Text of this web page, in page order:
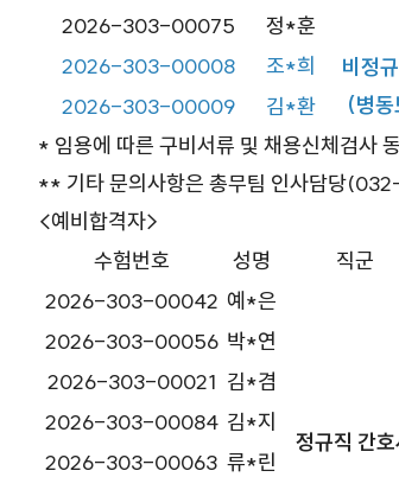
2026-303-00075
정*훈
2026-303-00008
조*희
비정
(병
2026-303-00009
김*환
* 임용에 따른 구비서류 및 채용신체검사
** 기타 문의사항은 총무팀 인사담당
<예비합격자>
수험번호
성명 직군
2026-303-00042 예*은
정규직 간
2026-303-00056 박*연
2026-303-00021 김*겸
2026-303-00084 김*지
2026-303-00063 류*린